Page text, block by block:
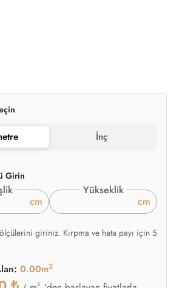
İnç
Girin
cm
Yükseklik
cm
ölçülerini giriniz. Kırpma ve hata payı için 5
0.00m2
2